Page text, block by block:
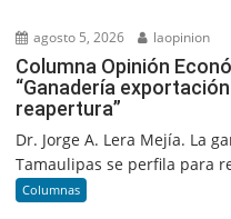
agosto 5, 2026 laopinion
Columna Opinión
“Ganadería
reapertura”
Dr. Jorge A. Lera Mejía. La
Tamaulipas se perfila para
Columnas